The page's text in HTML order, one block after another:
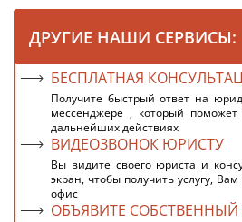
ДРУГИЕ НАШИ СЕРВИСЫ:
БЕСПЛАТНАЯ
Получите быстрый ответ на
мессенджере , который
дальнейших действиях
ВИДЕОЗВОНОК ЮРИСТУ
Вы видите своего юриста и
экран, чтобы получить услугу,
офис
ОБЪЯВИТЕ СОБСТВЕННЫЙ